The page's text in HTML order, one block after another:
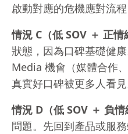
啟動對應的危機應對流
情況 C（低 SOV ＋ 正情
狀態，因為口碑基礎健
Media 機會（媒體合作
真實好口碑被更多人看見
情況 D（低 SOV ＋ 負情
問題。先回到產品或服